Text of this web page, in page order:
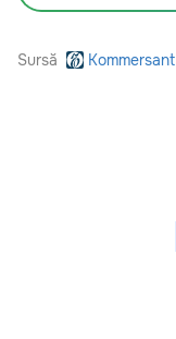
Sursă Kommersant